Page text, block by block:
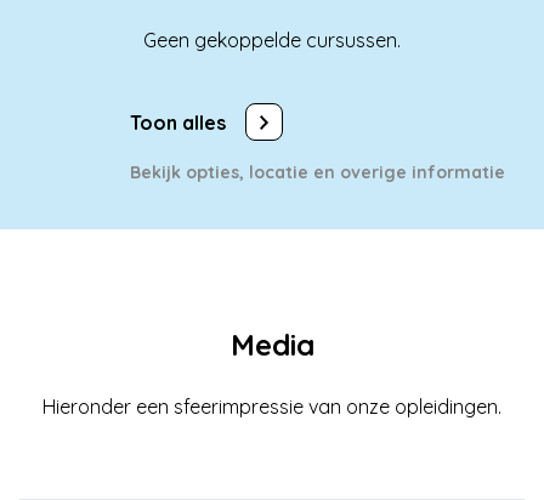
Geen gekoppelde cursussen.
Toon alles
Bekijk opties, locatie en overige informatie
Media
Hieronder een sfeerimpressie van onze opleidingen.